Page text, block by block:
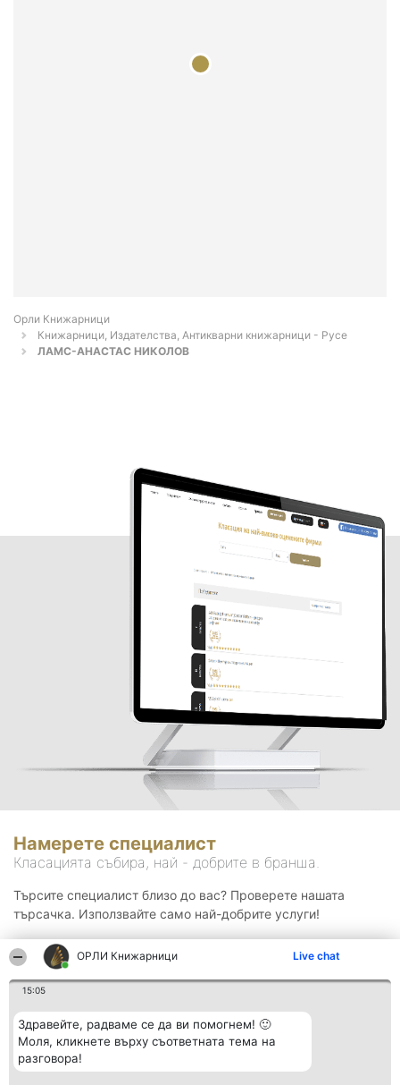
ОРЛИ Книжарници Live chat
15:05
Здравейте, радваме се да ви помогнем! 🙂
Моля, кликнете върху съответната тема на
разговора!
Орли Книжарници
Книжарници, Издателства, Антикварни книжарници - Русе
ЛАМС-АНАСТАС НИКОЛОВ
Намерете специалист
Класацията събира, най - добрите в бранша.
Търсите специалист близо до вас? Проверете нашата
търсачка. Използвайте само най-добрите услуги!